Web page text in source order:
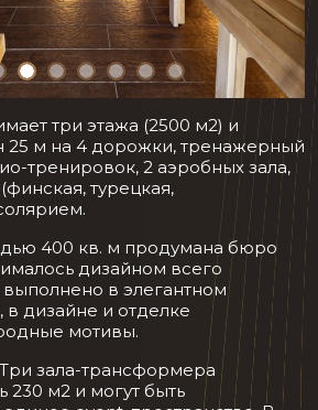
три этажа (2500 м2) и
25 м на 4 дорожки, тренажерный
тренировок, 2 аэробных зала,
турецкая,
400 кв. м продумана бюро
дизайном всего
в элегантном
в дизайне и отделке
мотивы.
зала-трансформера
м2 и могут быть